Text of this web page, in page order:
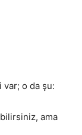
var; o da şu:
ama